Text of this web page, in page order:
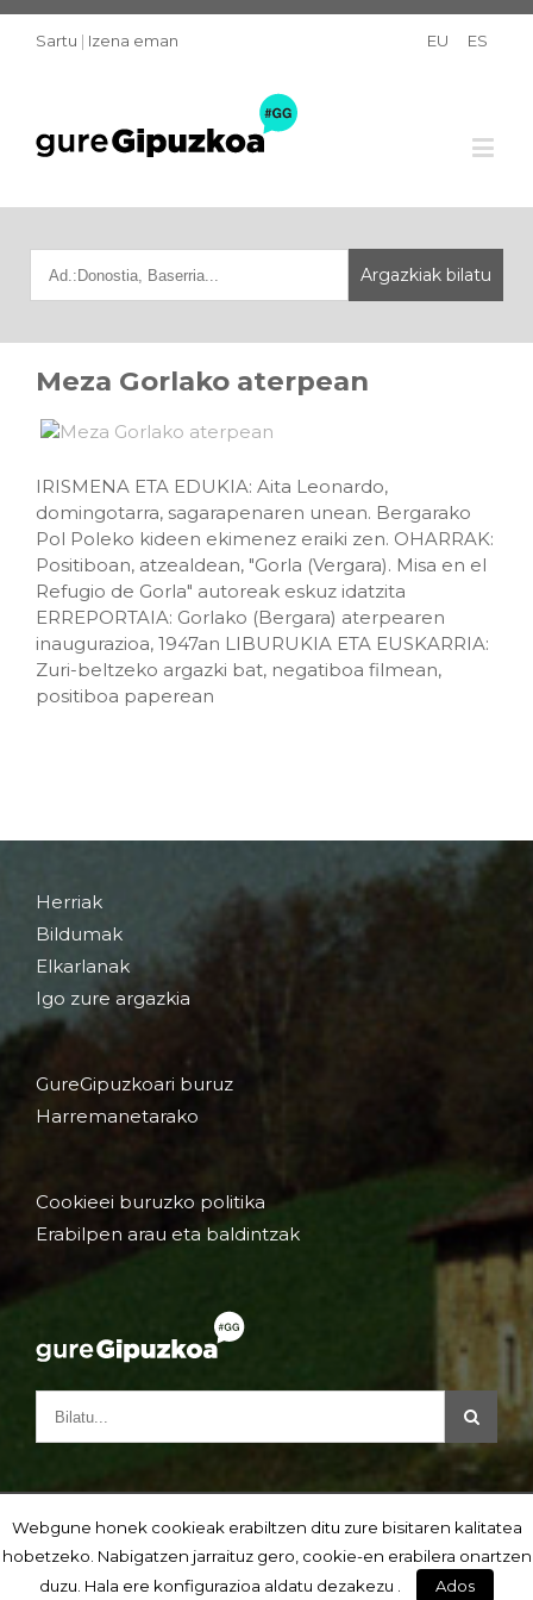
Sartu | Izena eman EU ES
Meza Gorlako aterpean
IRISMENA ETA EDUKIA: Aita Leonardo,
domingotarra, sagarapenaren unean. Bergarako
Pol Poleko kideen ekimenez eraiki zen. OHARRAK:
Positiboan, atzealdean, "Gorla (Vergara). Misa en el
Refugio de Gorla" autoreak eskuz idatzita
ERREPORTAIA: Gorlako (Bergara) aterpearen
inaugurazioa, 1947an LIBURUKIA ETA EUSKARRIA:
Zuri-beltzeko argazki bat, negatiboa filmean,
positiboa paperean
Herriak
Bildumak
Elkarlanak
Igo zure argazkia
GureGipuzkoari buruz
Harremanetarako
Cookieei buruzko politika
Erabilpen arau eta baldintzak
Webgune honek cookieak erabiltzen ditu zure bisitaren kalitatea
hobetzeko. Nabigatzen jarraituz gero, cookie-en erabilera onartzen
duzu. Hala ere konfigurazioa aldatu dezakezu .
Ados